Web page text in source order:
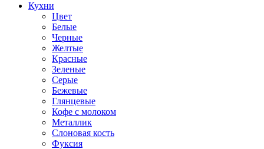
Кухни
Цвет
Белые
Черные
Желтые
Красные
Зеленые
Серые
Бежевые
Глянцевые
Кофе с молоком
Металлик
Слоновая кость
Фуксия